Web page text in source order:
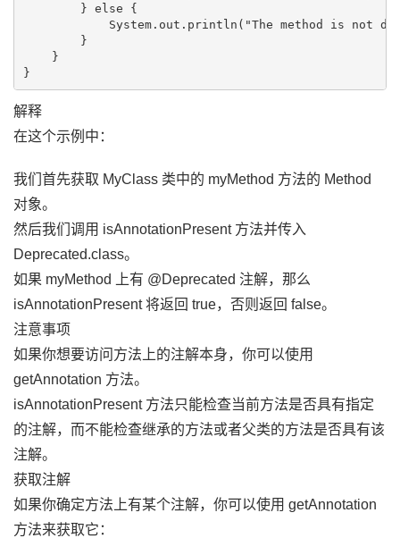
        } else {
System.out.println("The method is not
        }
    }
解释
在这个示例中：
我们首先获取 MyClass 类中的 myMethod 方法的 Method
对象。
然后我们调用 isAnnotationPresent 方法并传入
Deprecated.class。
如果 myMethod 上有 @Deprecated 注解，那么
isAnnotationPresent 将返回 true，否则返回 false。
注意事项
如果你想要访问方法上的注解本身，你可以使用
getAnnotation 方法。
isAnnotationPresent 方法只能检查当前方法是否具有指定
的注解，而不能检查继承的方法或者父类的方法是否具有该
注解。
获取注解
如果你确定方法上有某个注解，你可以使用 getAnnotation
方法来获取它：